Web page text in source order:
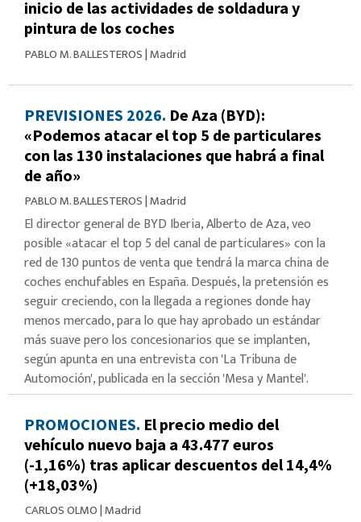
inicio de las actividades de soldadura y
pintura de los coches
PABLO M. BALLESTEROS|Madrid
PREVISIONES 2026. De Aza (BYD):
«Podemos atacar el top 5 de particulares
con las 130 instalaciones que habrá a final
de año»
PABLO M. BALLESTEROS|Madrid
El director general de BYD Iberia, Alberto de Aza, veo
posible «atacar el top 5 del canal de particulares» con la
red de 130 puntos de venta que tendrá la marca china de
coches enchufables en España. Después, la pretensión es
seguir creciendo, con la llegada a regiones donde hay
menos mercado, para lo que hay aprobado un estándar
más suave pero los concesionarios que se implanten,
según apunta en una entrevista con 'La Tribuna de
Automoción', publicada en la sección 'Mesa y Mantel'.
PROMOCIONES. El precio medio del
vehículo nuevo baja a 43.477 euros
(-1,16%) tras aplicar descuentos del 14,4%
(+18,03%)
CARLOS OLMO|Madrid